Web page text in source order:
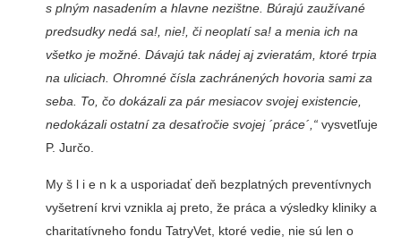
s plným nasadením a hlavne ne­zištne. Búrajú zaužívané
predsudky nedá sa!, nie!, či neoplatí sa! a menia ich na
všetko je možné. Dávajú tak nádej aj zvieratám, ktoré trpia
na uliciach. Ohromné čísla zachráne­ných hovoria sami za
seba. To, čo do­kázali za pár me­siacov svojej exis­tencie,
nedokázali ostatní za desať­ročie svojej ´prá­ce´,“ vysvetľuje
P. Jurčo.
My š l i e n k a usporiadať deň bezplatných pre­ventívnych
vyšet­rení krvi vznikla aj preto, že práca a výsledky kli­niky a
charitatívneho fondu Tatry­Vet, ktoré vedie, nie sú len o